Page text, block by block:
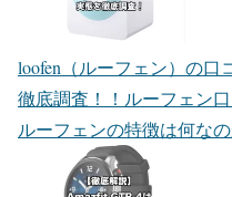
loofen（ルーフェン）の口
徹底調査！！ ルーフェン
ルーフェンの特徴は何な